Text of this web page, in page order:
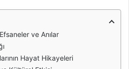
ve Anılar
Hayat Hikayeleri